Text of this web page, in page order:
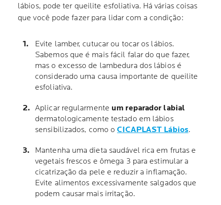
lábios, pode ter queilite esfoliativa. Há várias coisas
que você pode fazer para lidar com a condição:
Evite lamber, cutucar ou tocar os lábios.
Sabemos que é mais fácil falar do que fazer,
mas o excesso de lambedura dos lábios é
considerado uma causa importante de queilite
esfoliativa.
Aplicar regularmente um reparador labial
dermatologicamente testado em lábios
sensibilizados, como oCICAPLAST Lábios.
Mantenha uma dieta saudável rica em frutas e
vegetais frescos e ômega 3 para estimular a
cicatrização da pele e reduzir a inflamação.
Evite alimentos excessivamente salgados que
podem causar mais irritação.